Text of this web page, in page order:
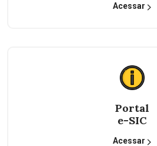
Acessar
Portal
e-SIC
Acessar